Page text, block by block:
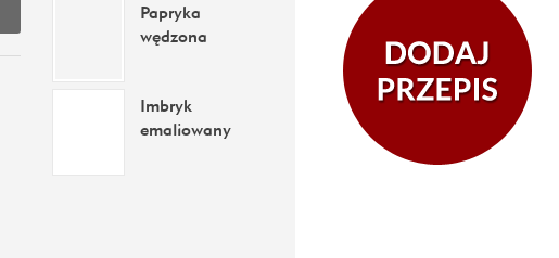
Papryka
wędzona
Imbryk
emaliowany